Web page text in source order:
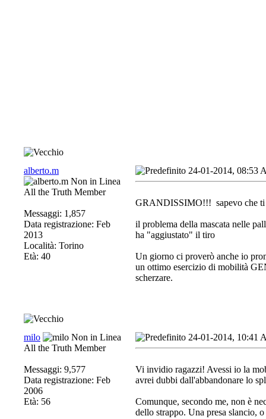
alberto.m
All the Truth Member
Messaggi: 1,857
Data registrazione: Feb
2013
Località: Torino
Età: 40
24-01-2014, 08:53
GRANDISSIMO!!! sapevo che
il problema della mascata nelle
ha "aggiustato" il tiro
Un giorno ci proverò anche io
un ottimo esercizio di mobilità
scherzare.
milo
All the Truth Member
Messaggi: 9,577
Data registrazione: Feb
2006
Età: 56
24-01-2014, 10:41
Vi invidio ragazzi! Avessi io la
avrei dubbi dall'abbandonare lo
Comunque, secondo me, non è
dello strappo. Una presa slancio,